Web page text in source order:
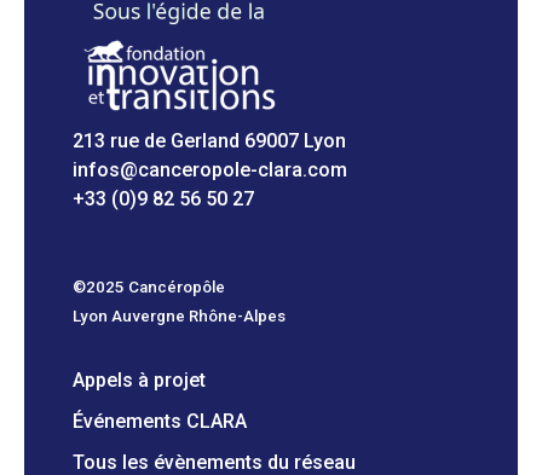
213 rue de Gerland 69007 Lyon
infos@canceropole-clara.com
+33 (0)9 82 56 50 27
©2025 Cancéropôle
Lyon Auvergne Rhône-Alpes
Appels à projet
Événements CLARA
Tous les évènements du réseau